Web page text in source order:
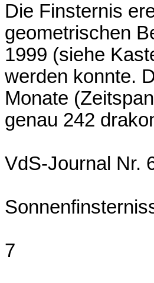
Die Finsternis
geometrischen
1999 (siehe
werden konnte.
Monate
genau 242
VdS-Journal Nr.
7